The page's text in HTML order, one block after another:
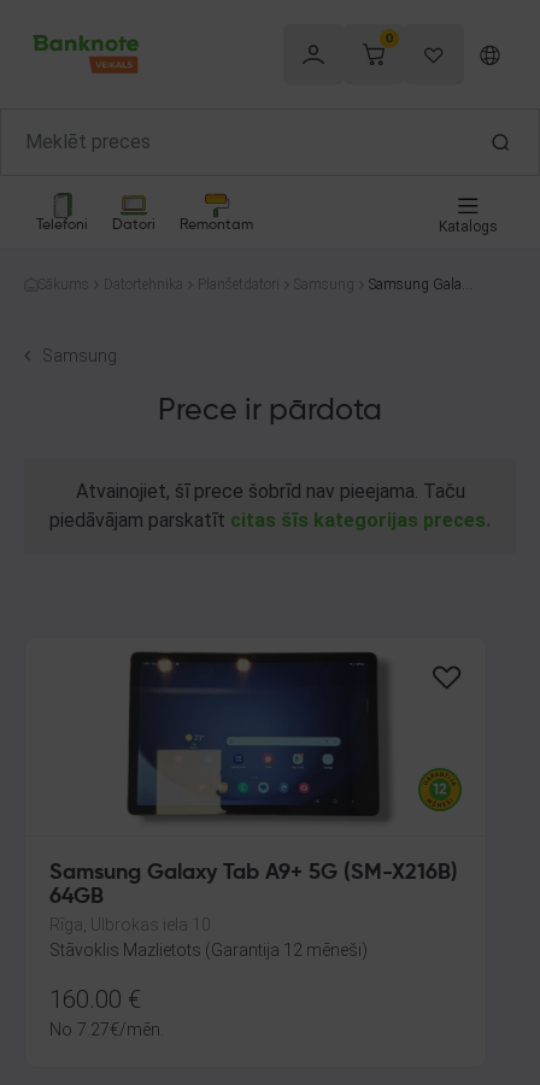
0
Telefoni Datori Remontam Katalogs
Sākums Datortehnika Planšetdatori Samsung
Samsung Galaxy
Samsung
Prece ir pārdota
Atvainojiet, šī prece šobrīd nav pieejama. Taču
piedāvājam parskatīt citas šīs kategorijas preces.
Samsung Galaxy Tab A9+ 5G (SM-X216B)
64GB
Rīga, Ulbrokas iela 10
Stāvoklis Mazlietots (Garantija 12 mēneši)
160.00 €
No 7.27€/mēn.